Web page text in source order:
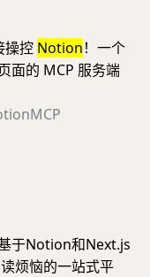
操控 Notion！一个
面的 MCP 服务端
于Notion和Next.js
烦恼的一站式平